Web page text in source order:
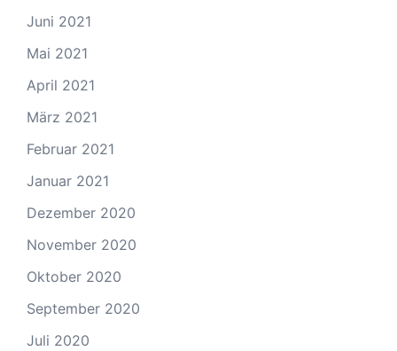
Juni 2021
Mai 2021
April 2021
März 2021
Februar 2021
Januar 2021
Dezember 2020
November 2020
Oktober 2020
September 2020
Juli 2020